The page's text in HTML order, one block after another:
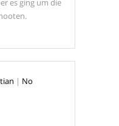
es ging um die
| No